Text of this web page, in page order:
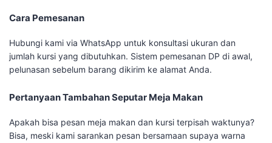
Cara Pemesanan
Hubungi kami via WhatsApp untuk konsultasi ukuran dan
jumlah kursi yang dibutuhkan. Sistem pemesanan DP di awal,
pelunasan sebelum barang dikirim ke alamat Anda.
Pertanyaan Tambahan Seputar Meja Makan
Apakah bisa pesan meja makan dan kursi terpisah waktunya?
Bisa, meski kami sarankan pesan bersamaan supaya warna